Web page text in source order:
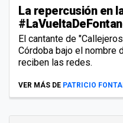
La repercusión en
El cantante de
Córdoba bajo el nombre
reciben las redes.
VER MÁS DE PATRICIO